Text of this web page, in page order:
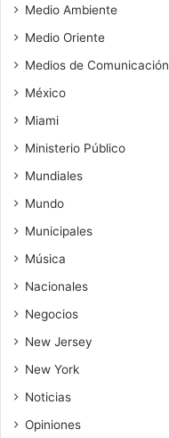
Medio Ambiente
Medio Oriente
Medios de Comunicación
México
Miami
Ministerio Público
Mundiales
Mundo
Municipales
Música
Nacionales
Negocios
New Jersey
New York
Noticias
Opiniones